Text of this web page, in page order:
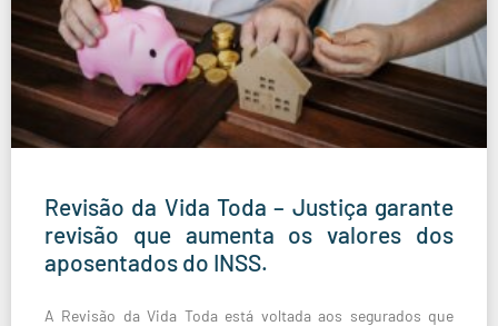
Revisão da Vida Toda – Justiça garante
revisão que aumenta os valores dos
aposentados do INSS.
A Revisão da Vida Toda está voltada aos segurados que